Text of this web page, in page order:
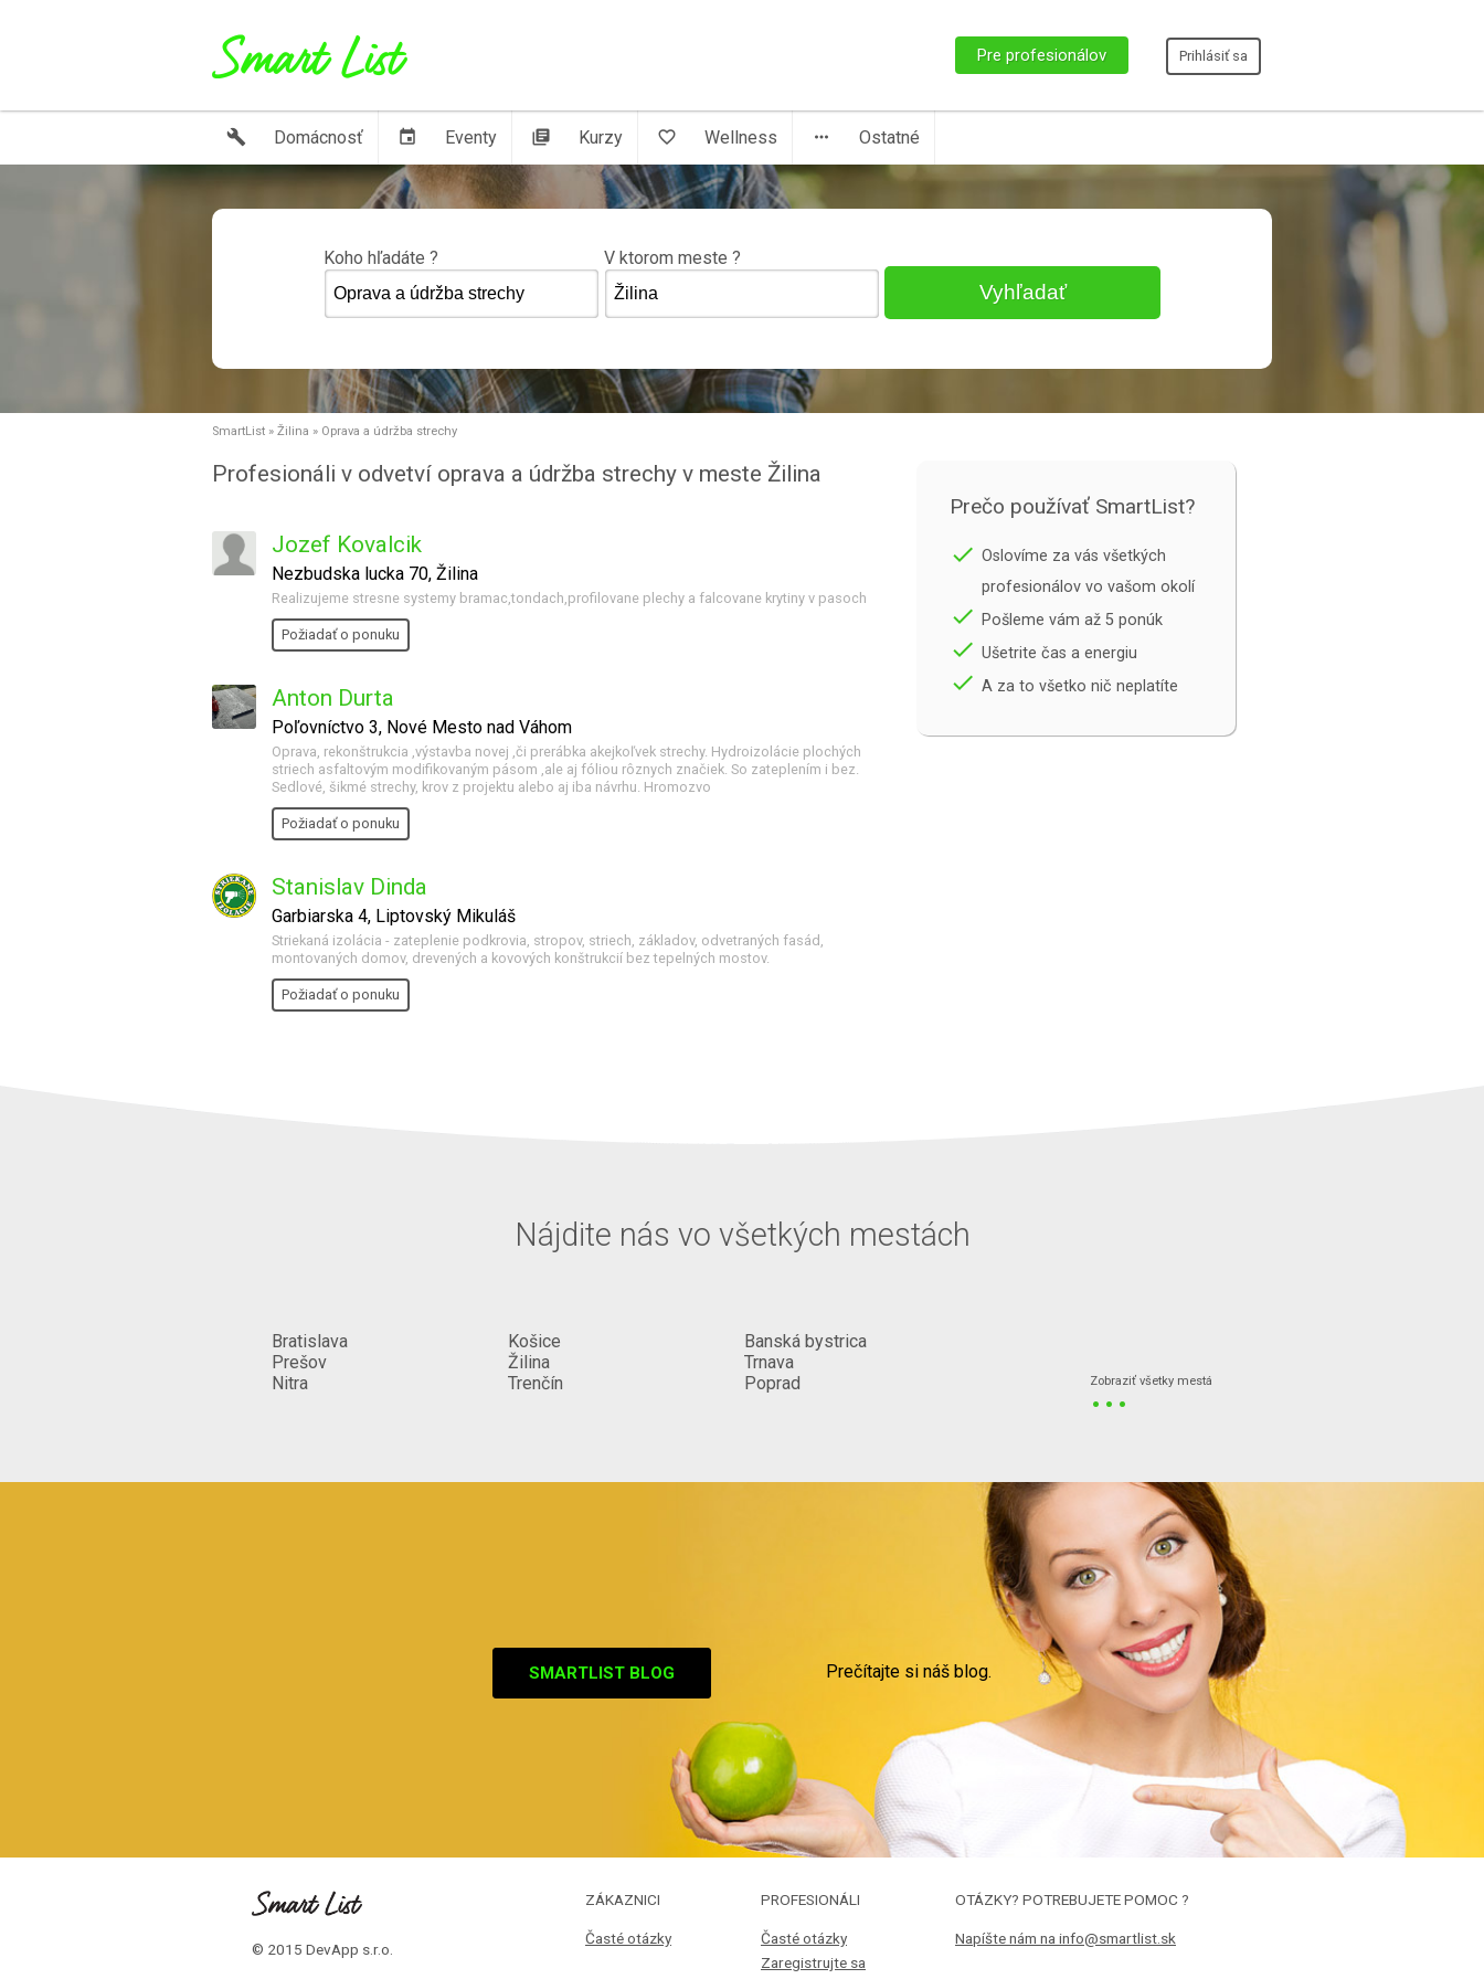
Pre profesionálov Prihlásiť sa
build Domácnosť event Eventy library_books Kurzy favorite_border Wellness more_horiz Ostatné
Koho hľadáte ? V ktorom meste ?
SmartList » Žilina » Oprava a údržba strechy
Profesionáli v odvetví oprava a údržba strechy v meste Žilina
Jozef Kovalcik
Nezbudska lucka 70, Žilina
Realizujeme stresne systemy bramac,tondach,profilovane plechy a falcovane krytiny v pasoch
Požiadať o ponuku
Anton Durta
Poľovníctvo 3, Nové Mesto nad Váhom
Oprava, rekonštrukcia ,výstavba novej ,či prerábka akejkoľvek strechy. Hydroizolácie plochých
striech asfaltovým modifikovaným pásom ,ale aj fóliou rôznych značiek. So zateplením i bez.
Sedlové, šikmé strechy, krov z projektu alebo aj iba návrhu. Hromozvo
Požiadať o ponuku
Stanislav Dinda
Garbiarska 4, Liptovský Mikuláš
Striekaná izolácia - zateplenie podkrovia, stropov, striech, základov, odvetraných fasád,
montovaných domov, drevených a kovových konštrukcií bez tepelných mostov.
Požiadať o ponuku
Prečo používať SmartList?
done Oslovíme za vás všetkých
profesionálov vo vašom okolí
done Pošleme vám až 5 ponúk
done Ušetrite čas a energiu
done A za to všetko nič neplatíte
Nájdite nás vo všetkých mestách
Bratislava
Prešov
Nitra
Košice
Žilina
Trenčín
Banská bystrica
Trnava
Poprad
Zobraziť všetky mestá
...
SMARTLIST BLOG Prečítajte si náš blog.
© 2015 DevApp s.r.o.
ZÁKAZNICI
Časté otázky
PROFESIONÁLI
Časté otázky
Zaregistrujte sa
OTÁZKY? POTREBUJETE POMOC ?
Napíšte nám na info@smartlist.sk